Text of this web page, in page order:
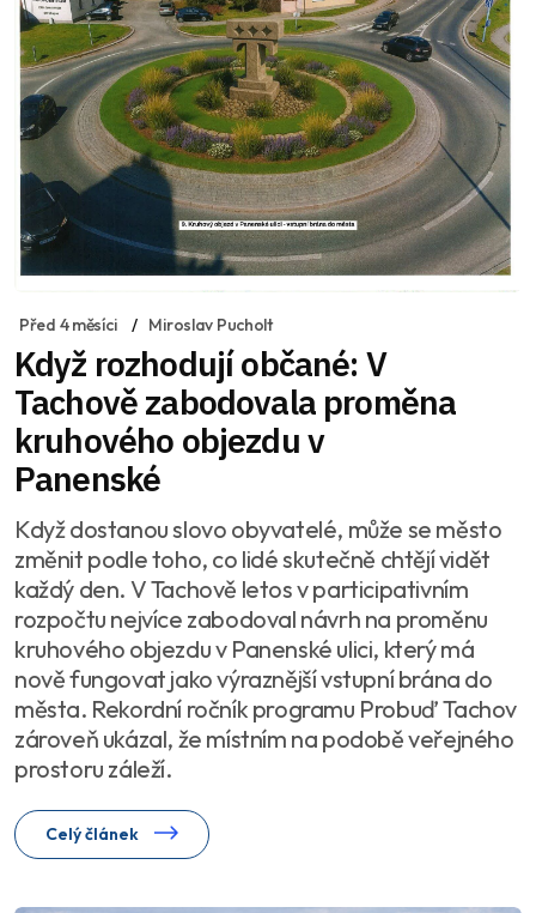
Před 4 měsíci Miroslav Pucholt
Když rozhodují občané: V
Tachově zabodovala proměna
kruhového objezdu v
Panenské
Když dostanou slovo obyvatelé, může se město
změnit podle toho, co lidé skutečně chtějí vidět
každý den. V Tachově letos v participativním
rozpočtu nejvíce zabodoval návrh na proměnu
kruhového objezdu v Panenské ulici, který má
nově fungovat jako výraznější vstupní brána do
města. Rekordní ročník programu Probuď Tachov
zároveň ukázal, že místním na podobě veřejného
prostoru záleží.
Celý článek